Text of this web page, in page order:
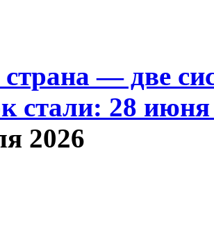
— две
стали: 28
2026